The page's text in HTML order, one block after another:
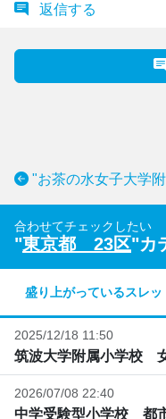
返信する
"お茶の水女子大学
合わせてチェックしたい
"東京都 23区"カ
盛り上がっているスレッ
2025/12/18 11:50
筑波大学附属小学校
2026/07/08 22:40
中学受験型小学校 都